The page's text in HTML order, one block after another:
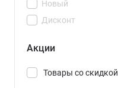
Новый
Дисконт
Акции
Товары со скидкой